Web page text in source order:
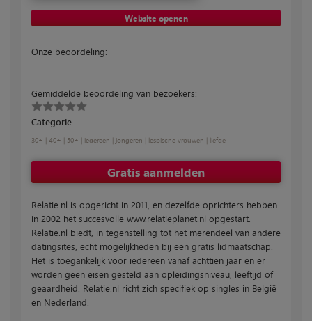
Website openen
Onze beoordeling:
Gemiddelde beoordeling van bezoekers:
Categorie
30+ | 40+ | 50+ | iedereen | jongeren | lesbische vrouwen | liefde
Gratis aanmelden
Relatie.nl is opgericht in 2011, en dezelfde oprichters hebben
in 2002 het succesvolle www.relatieplanet.nl opgestart.
Relatie.nl biedt, in tegenstelling tot het merendeel van andere
datingsites, echt mogelijkheden bij een gratis lidmaatschap.
Het is toegankelijk voor iedereen vanaf achttien jaar en er
worden geen eisen gesteld aan opleidingsniveau, leeftijd of
geaardheid. Relatie.nl richt zich specifiek op singles in België
en Nederland.